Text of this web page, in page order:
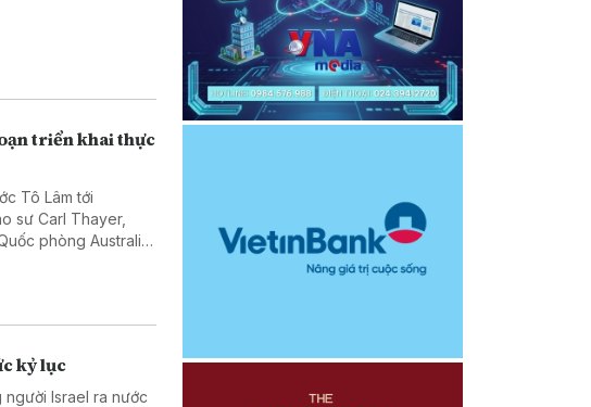
triển khai thực
Tô Lâm tới
sư Carl Thayer,
phòng Australia,
kỷ lục
Israel ra nước